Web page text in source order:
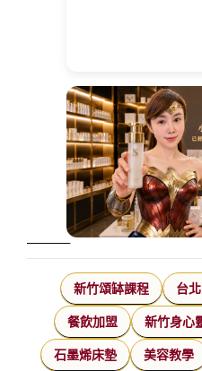
新竹頌缽課程 台
餐飲加盟 新竹身心
石墨烯床墊 美容教學